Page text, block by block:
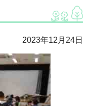
2023年12月24日